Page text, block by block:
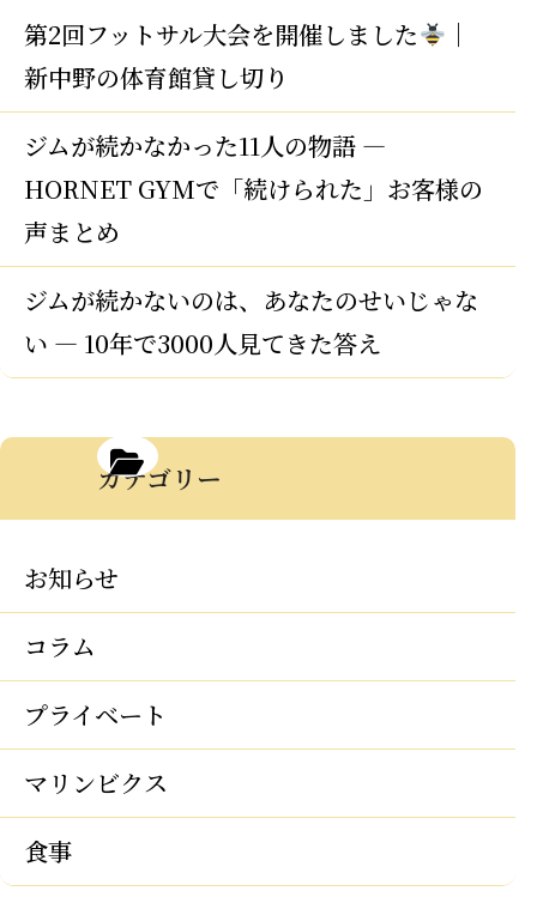
第2回フットサル大会を開催しました
｜
新中野の体育館貸し切り
ジムが続かなかった11人の物語 —
HORNET GYMで「続けられた」お客様の
声まとめ
ジムが続かないのは、あなたのせいじゃな
い — 10年で3000人見てきた答え
カテゴリー
お知らせ
コラム
プライベート
マリンビクス
食事